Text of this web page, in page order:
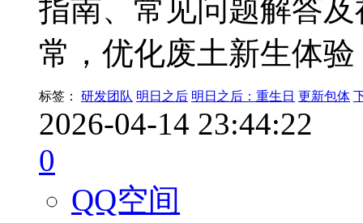
指南、常见问题解答
常，优化废土新生体
标签： 研发团队 明日之后 明日之后：重生日 更新包体
2026-04-14 23:44:22
0
QQ空间